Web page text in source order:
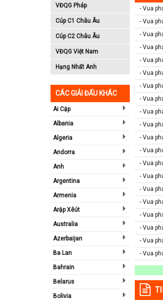
VĐQG Pháp
Cúp C1 Châu Âu
Cúp C2 Châu Âu
VĐQG Việt Nam
Hạng Nhất Anh
CÁC GIẢI ĐẤU KHÁC
Ai Cập
Albania
Algeria
Andorra
Anh
Argentina
Armenia
Arập Xêút
Australia
Azerbaijan
Ba Lan
Bahrain
Belarus
Bolivia
- Vua
- Vua
- Vua
- Vua
- Vua
- Vua
- Vua
- Vua
- Vua
- Vua
- Vua
- Vua
- Vua
- Vua
- Vua
- Vua
- Vua
- Vua
- Vua
- Vua